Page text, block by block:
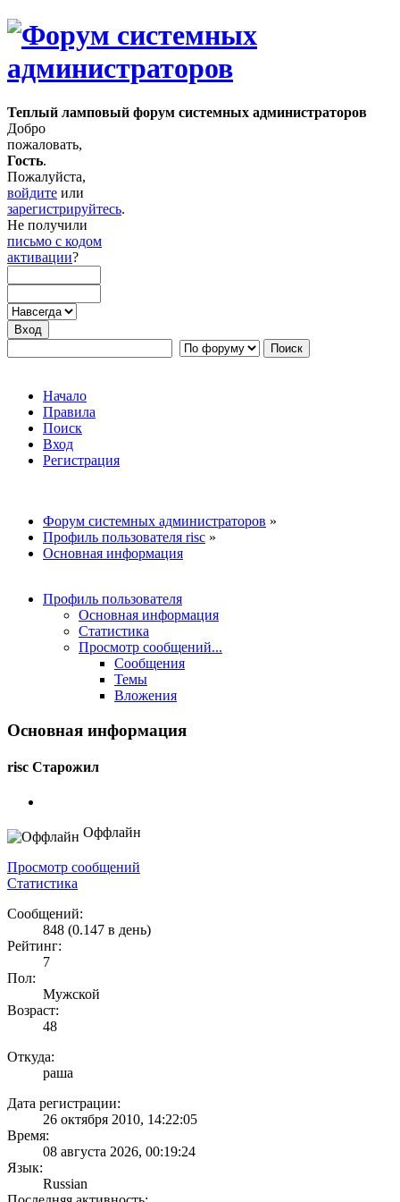
Теплый ламповый форум системных администраторов
Добро
пожаловать,
Гость.
Пожалуйста,
войдите или
зарегистрируйтесь.
Не получили
письмо с кодом
активации?
Начало
Правила
Поиск
Вход
Регистрация
Форум системных администраторов »
Профиль пользователя risc »
Основная информация
Профиль пользователя
Основная информация
Статистика
Просмотр сообщений...
Сообщения
Темы
Вложения
Основная информация
risc Старожил
Оффлайн
Просмотр сообщений
Статистика
Сообщений:
848 (0.147 в день)
Рейтинг:
7
Пол:
Мужской
Возраст:
48
Откуда:
раша
Дата регистрации:
26 октября 2010, 14:22:05
Время:
08 августа 2026, 00:19:24
Язык:
Russian